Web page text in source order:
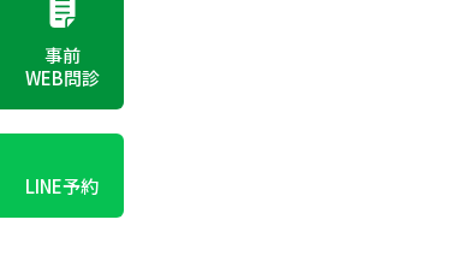
事前
WEB問診
LINE予約